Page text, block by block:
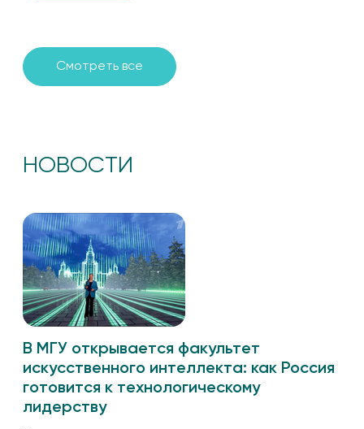
Смотреть все
НОВОСТИ
В МГУ открывается факультет
искусственного интеллекта: как Россия
готовится к технологическому
лидерству